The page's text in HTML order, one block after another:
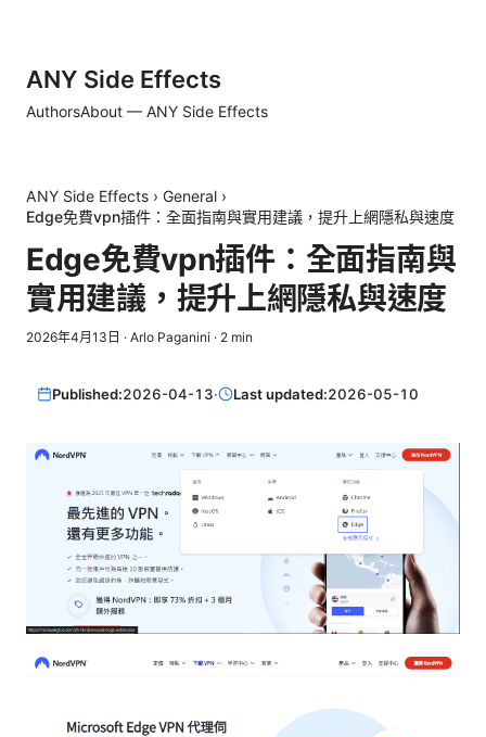
ANY Side Effects
AuthorsAbout — ANY Side Effects
ANY Side Effects › General ›
Edge免費vpn插件：全面指南與實用建議，提升上網隱私與速度
Edge免費vpn插件：全面指南與
實用建議，提升上網隱私與速度
2026年4月13日 · Arlo Paganini · 2 min
Published:2026-04-13· Last updated:2026-05-10